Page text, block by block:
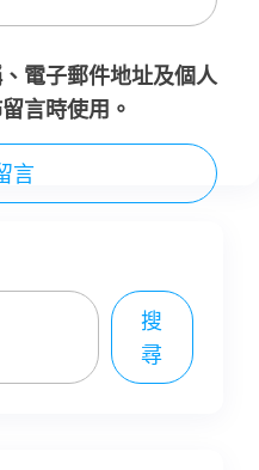
電子郵件地址及個人
言時使用。
搜
尋